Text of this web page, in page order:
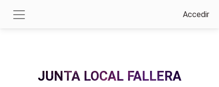
Accedir
JUNTA LOCAL FALLERA